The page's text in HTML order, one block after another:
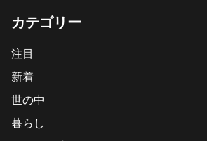
カテゴリー
注目
新着
世の中
暮らし